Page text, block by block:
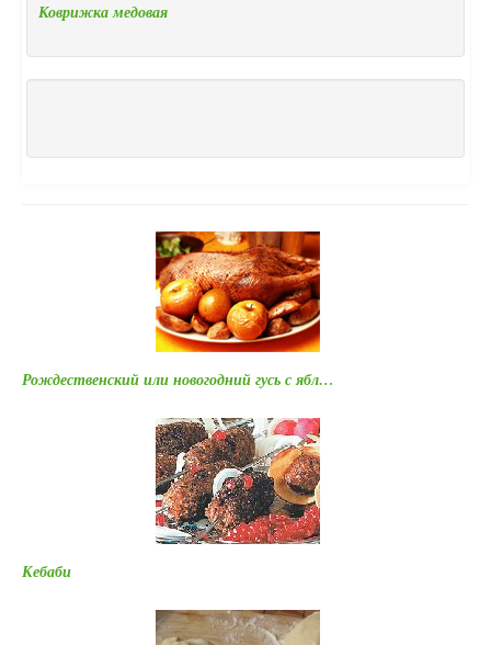
Коврижка медовая
Рождественский или новогодний гусь с ябл…
Кебаби